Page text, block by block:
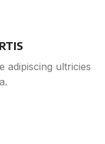
adipiscing ultricies